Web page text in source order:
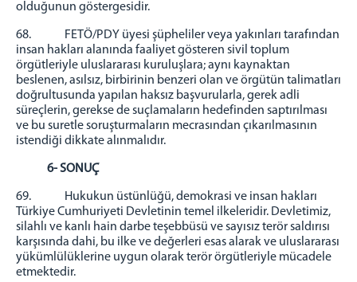
olduğunun göstergesidir.
68. FETÖ/PDY üyesi şüpheliler veya yakınları tarafından
insan hakları alanında faaliyet gösteren sivil toplum
örgütleriyle uluslararası kuruluşlara; aynı kaynaktan
beslenen, asılsız, birbirinin benzeri olan ve örgütün talimatları
doğrultusunda yapılan haksız başvurularla, gerek adli
süreçlerin, gerekse de suçlamaların hedefinden saptırılması
ve bu suretle soruşturmaların mecrasından çıkarılmasının
istendiği dikkate alınmalıdır.
6- SONUÇ
69. Hukukun üstünlüğü, demokrasi ve insan hakları
Türkiye Cumhuriyeti Devletinin temel ilkeleridir. Devletimiz,
silahlı ve kanlı hain darbe teşebbüsü ve sayısız terör saldırısı
karşısında dahi, bu ilke ve değerleri esas alarak ve uluslararası
yükümlülüklerine uygun olarak terör örgütleriyle mücadele
etmektedir.